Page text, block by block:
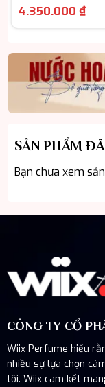
7-12h) · Extrait -
4.350.000₫Giá
là:
SẢN PHẨM
Bạn chưa xem
CÔNG TY CỔ
Wiix Perfume hiểu
nhiều sự lựa chọn
tôi. Wiix cam kết